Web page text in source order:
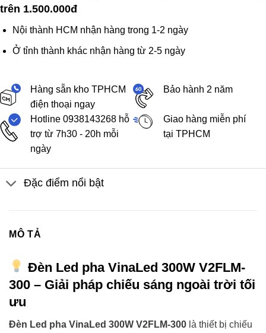
trên 1.500.000đ
Nội thành HCM nhận hàng trong 1-2 ngày
Ở tỉnh thành khác nhận hàng từ 2-5 ngày
Hàng sẵn kho TPHCM
điện thoại ngay
Bảo hành 2 năm
Hotline 0938143268 hỗ
trợ từ 7h30 - 20h mỗi
ngày
Giao hàng miễn phí
tại TPHCM
Đặc điểm nổi bật
MÔ TẢ
Đèn Led pha VinaLed 300W V2FLM-
300 – Giải pháp chiếu sáng ngoài trời tối
ưu
Đèn Led pha VinaLed 300W V2FLM-300 là thiết bị chiếu